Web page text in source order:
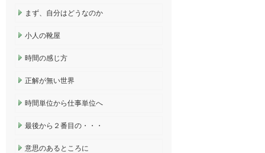
まず、自分はどうなのか
小人の靴屋
時間の感じ方
正解が無い世界
時間単位から仕事単位へ
最後から２番目の・・・
意思のあるところに